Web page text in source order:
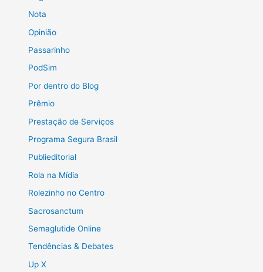
Nota
Opinião
Passarinho
PodSim
Por dentro do Blog
Prêmio
Prestação de Serviços
Programa Segura Brasil
Publieditorial
Rola na Mídia
Rolezinho no Centro
Sacrosanctum
Semaglutide Online
Tendências & Debates
Up X